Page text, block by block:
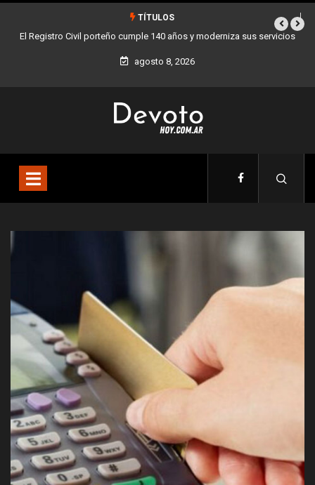
TÍTULOS
Buenos Aires sumó 12 nuevos Bares Notables y ya son 90 en toda
la Ciudad
agosto 8, 2026